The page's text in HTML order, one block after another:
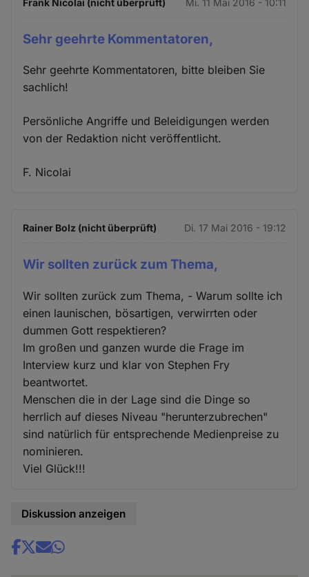
Sehr geehrte Kommentatoren,
Sehr geehrte Kommentatoren, bitte bleiben Sie
sachlich!
Persönliche Angriffe und Beleidigungen werden
von der Redaktion nicht veröffentlicht.
F. Nicolai
Rainer Bolz (nicht überprüft) Di. 17 Mai 2016 - 19:12
Wir sollten zurück zum Thema,
Wir sollten zurück zum Thema, - Warum sollte ich
einen launischen, bösartigen, verwirrten oder
dummen Gott respektieren?
Im großen und ganzen wurde die Frage im
Interview kurz und klar von Stephen Fry
beantwortet.
Menschen die in der Lage sind die Dinge so
herrlich auf dieses Niveau "herunterzubrechen"
sind natürlich für entsprechende Medienpreise zu
nominieren.
Viel Glück!!!
Diskussion anzeigen
Share